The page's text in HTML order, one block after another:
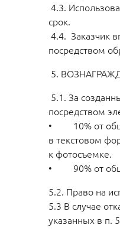
4.3.
срок.
4.4. Заказчик
посредством
5.
5.1. За
посредством
• 10% от
в текстовом
к фотосъемке.
• 90% от
5.2. Право на
5.3 В случае
указанных в п.